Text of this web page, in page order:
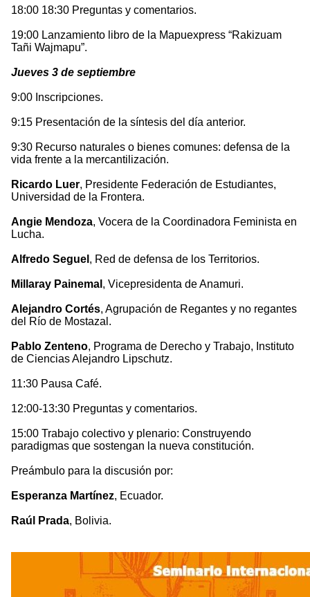
18:00 18:30 Preguntas y comentarios.
19:00 Lanzamiento libro de la Mapuexpress “Rakizuam
Tañi Wajmapu”.
Jueves 3 de septiembre
9:00 Inscripciones.
9:15 Presentación de la síntesis del día anterior.
9:30 Recurso naturales o bienes comunes: defensa de la
vida frente a la mercantilización.
Ricardo Luer, Presidente Federación de Estudiantes,
Universidad de la Frontera.
Angie Mendoza, Vocera de la Coordinadora Feminista en
Lucha.
Alfredo Seguel , Red de defensa de los Territorios.
Millaray Painemal , Vicepresidenta de Anamuri.
Alejandro Cortés, Agrupación de Regantes y no regantes
del Río de Mostazal.
Pablo Zenteno, Programa de Derecho y Trabajo, Instituto
de Ciencias Alejandro Lipschutz.
11:30 Pausa Café.
12:00-13:30 Preguntas y comentarios.
15:00 Trabajo colectivo y plenario: Construyendo
paradigmas que sostengan la nueva constitución.
Preámbulo para la discusión por:
Esperanza Martínez, Ecuador.
Raúl Prada, Bolivia.